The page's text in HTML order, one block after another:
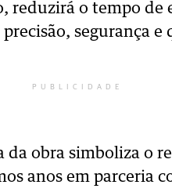
reduzirá o tempo de
segurança e
PUBLICIDADE
da obra simboliza o
anos em parceria